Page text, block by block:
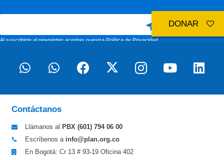
Al suscribirte al newsletter aceptas nuestraPolítica de Privacidad
Contáctanos
Llámanos al PBX (601) 794 06 00
Escríbenos a info@plan.org.co
En Bogotá: Cr 13 # 93-19 Oficina 402
DONAR